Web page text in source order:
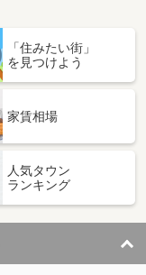
「住みたい街」
を見つけよう
家賃相場
人気タウン
ランキング